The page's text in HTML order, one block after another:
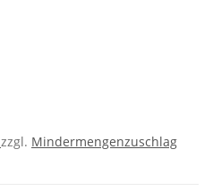
zzgl. Mindermengenzuschlag